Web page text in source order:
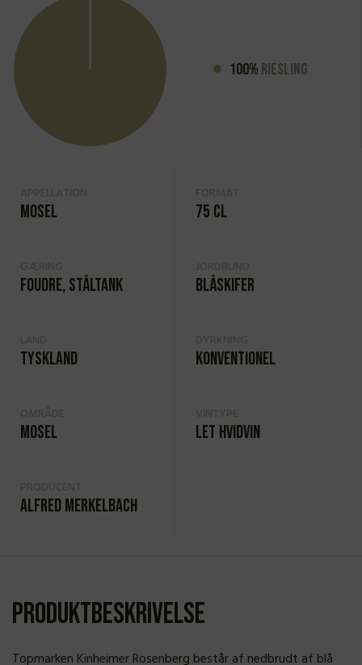
100% Riesling
Mosel 75 cl
Foudre, ståltank Blåskifer
Tyskland Konventionel
Mosel Let hvidvin
Alfred Merkelbach
Produktbeskrivelse
Topmarken Kinheimer Rosenberg består af nedbrudt af blå